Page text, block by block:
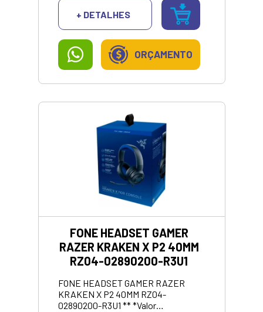
sempre um encaixe perfeito. Ideal
para oferecer a melhor experiencia
sonora durante seu jogo.** *Valor
para pagamento no pix ou dinheiro.
Consulte parcelamento.
+ DETALHES
ORÇAMENTO
FONE HEADSET GAMER
RAZER KRAKEN X P2 40MM
RZ04-02890200-R3U1
FONE HEADSET GAMER RAZER
KRAKEN X P2 40MM RZ04-
02890200-R3U1 ** *Valor